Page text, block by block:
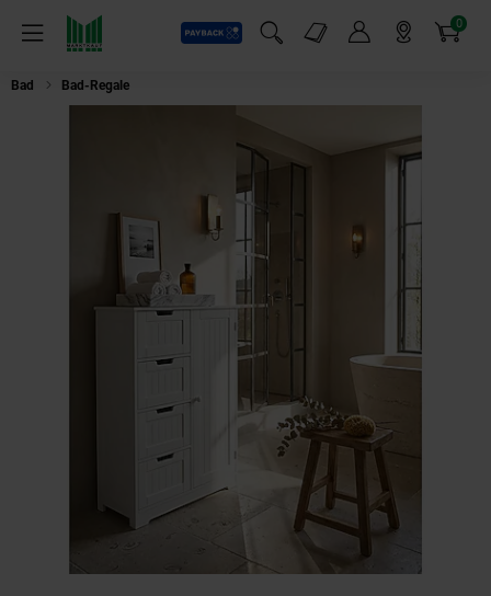
Menü
Payback
Suchfeld einblenden
Markt-Angebote 0
Artikel
Bad Bad-Regale